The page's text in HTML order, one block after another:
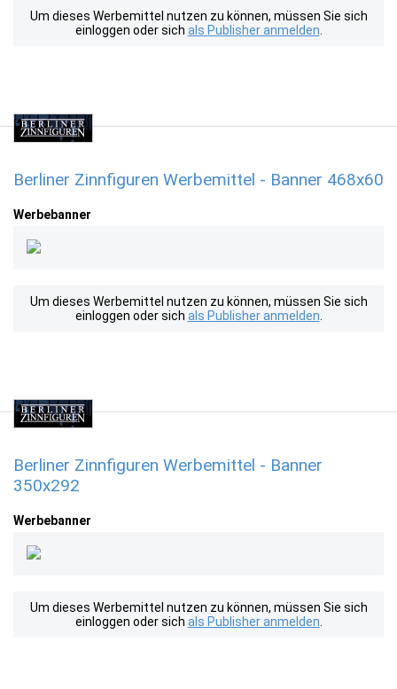
Um dieses Werbemittel nutzen zu können, müssen Sie sich
einloggen oder sich als Publisher anmelden
Berliner Zinnfiguren Werbemittel - Banner 468x60
Werbebanner
Um dieses Werbemittel nutzen zu können, müssen Sie sich
einloggen oder sich als Publisher anmelden
Berliner Zinnfiguren Werbemittel - Banner
350x292
Werbebanner
Um dieses Werbemittel nutzen zu können, müssen Sie sich
einloggen oder sich als Publisher anmelden